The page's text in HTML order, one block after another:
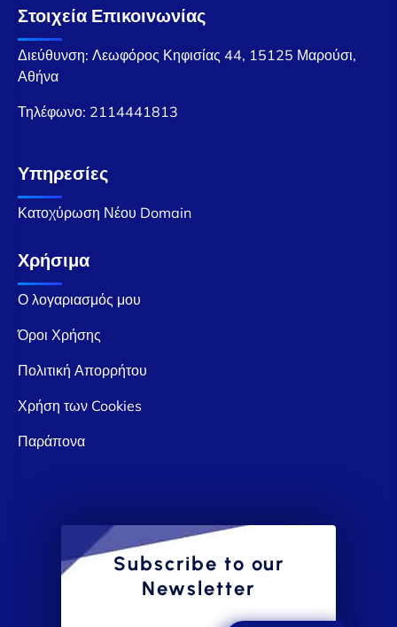
Στοιχεία Επικοινωνίας
Διεύθυνση: Λεωφόρος Κηφισίας 44, 15125 Μαρούσι,
Αθήνα
Τηλέφωνο: 2114441813
Υπηρεσίες
Κατοχύρωση Νέου Domain
Χρήσιμα
Ο λογαριασμός μου
Όροι Χρήσης
Πολιτική Απορρήτου
Χρήση των Cookies
Παράπονα
Subscribe to our
Newsletter